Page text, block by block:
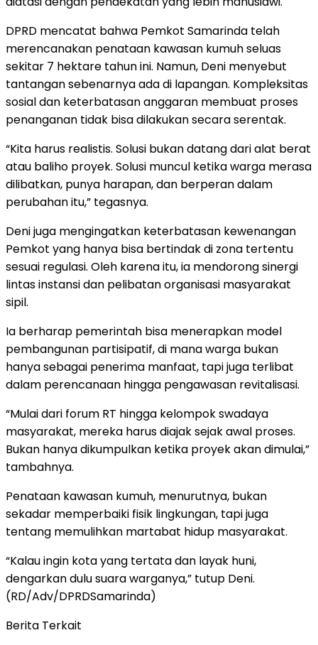
DPRD mencatat bahwa Pemkot Samarinda telah
merencanakan penataan kawasan kumuh seluas
sekitar 7 hektare tahun ini. Namun, Deni menyebut
tantangan sebenarnya ada di lapangan. Kompleksitas
sosial dan keterbatasan anggaran membuat proses
penanganan tidak bisa dilakukan secara serentak.
“Kita harus realistis. Solusi bukan datang dari alat berat
atau baliho proyek. Solusi muncul ketika warga merasa
dilibatkan, punya harapan, dan berperan dalam
perubahan itu,” tegasnya.
Deni juga mengingatkan keterbatasan kewenangan
Pemkot yang hanya bisa bertindak di zona tertentu
sesuai regulasi. Oleh karena itu, ia mendorong sinergi
lintas instansi dan pelibatan organisasi masyarakat
sipil.
Ia berharap pemerintah bisa menerapkan model
pembangunan partisipatif, di mana warga bukan
hanya sebagai penerima manfaat, tapi juga terlibat
dalam perencanaan hingga pengawasan revitalisasi.
“Mulai dari forum RT hingga kelompok swadaya
masyarakat, mereka harus diajak sejak awal proses.
Bukan hanya dikumpulkan ketika proyek akan dimulai,”
tambahnya.
Penataan kawasan kumuh, menurutnya, bukan
sekadar memperbaiki fisik lingkungan, tapi juga
tentang memulihkan martabat hidup masyarakat.
“Kalau ingin kota yang tertata dan layak huni,
dengarkan dulu suara warganya,” tutup Deni.
(RD/Adv/DPRDSamarinda)
Berita Terkait